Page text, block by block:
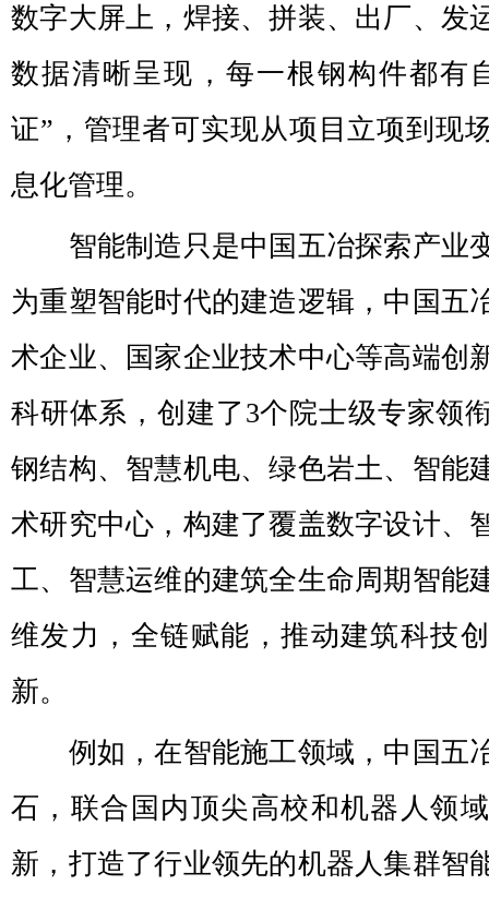
数字大屏上，焊接、拼装、出厂、发
数据清晰呈现，每一根钢构件都有
证”，管理者可实现从项目立项到现
息化管理。
智能制造只是中国五冶探索产业
为重塑智能时代的建造逻辑，中国五
术企业、国家企业技术中心等高端创
科研体系，创建了3个院士级专家领
钢结构、智慧机电、绿色岩土、智能
术研究中心，构建了覆盖数字设计、
工、智慧运维的建筑全生命周期智能
维发力，全链赋能，推动建筑科技
新。
例如，在智能施工领域，中国五
石，联合国内顶尖高校和机器人领
新，打造了行业领先的机器人集群智